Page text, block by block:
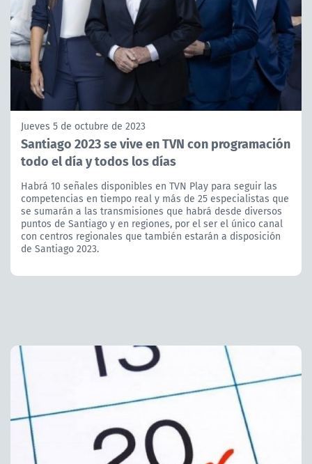
Jueves 5 de octubre de 2023
Santiago 2023 se vive en TVN con programación
todo el día y todos los días
Habrá 10 señales disponibles en TVN Play para seguir las
competencias en tiempo real y más de 25 especialistas que
se sumarán a las transmisiones que habrá desde diversos
puntos de Santiago y en regiones, por el ser el único canal
con centros regionales que también estarán a disposición
de Santiago 2023.